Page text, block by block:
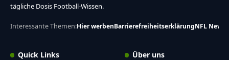
tägliche Dosis Football-Wissen.
Interessante Themen:Hier werbenBarrierefreiheitserklärungNFL News
Quick Links Über uns